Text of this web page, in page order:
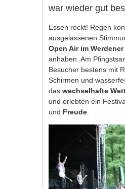
war wieder gut
Essen rockt! Regen
ausgelassenen
Open Air im
anhaben. Am
Besucher bestens mit
Schirmen und
daswechselhafte
und erlebten ein
und Freude.